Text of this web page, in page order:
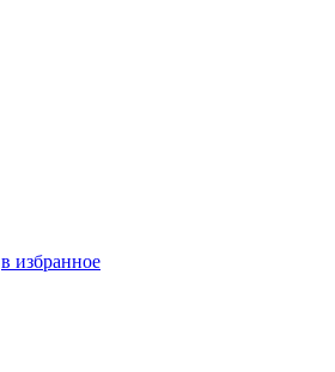
в избранное